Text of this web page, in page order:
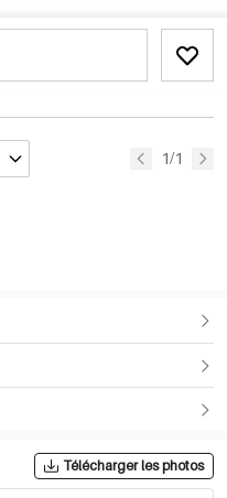
1/1
Télécharger les photos